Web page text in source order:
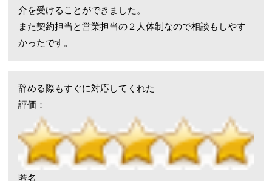
介を受けることができました。
また契約担当と営業担当の２人体制なので相談もしやす
かったです。
辞める際もすぐに対応してくれた
評価：
匿名